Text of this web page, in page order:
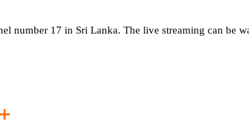
number 17 in Sri Lanka. The live streaming can be